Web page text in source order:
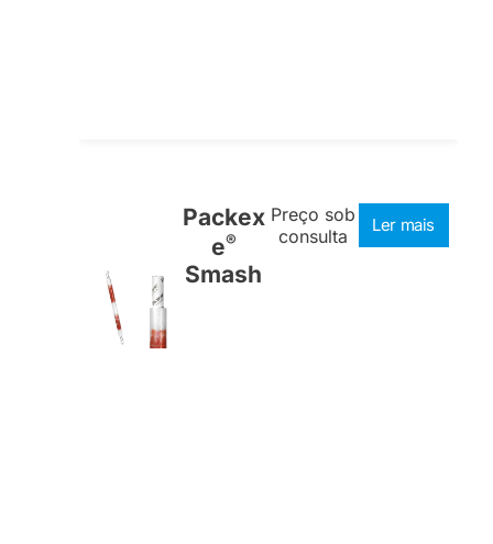
Packex
e®
Smash
Preço sob
consulta
Ler mais